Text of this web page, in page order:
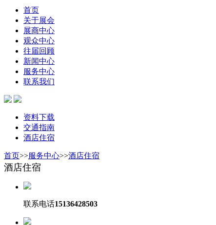
首页
关于展会
展商中心
观众中心
往届回顾
新闻中心
服务中心
联系我们
资料下载
交通指南
酒店住宿
首页>>服务中心>>酒店住宿
酒店住宿
联系电话15136428503